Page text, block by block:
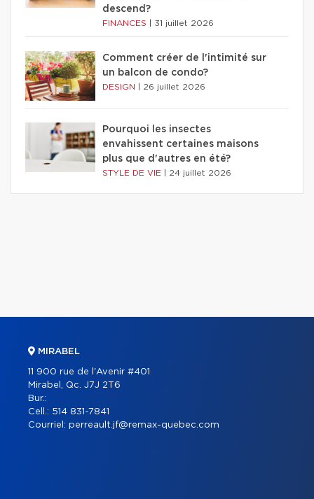
descend?
FINANCES 31 juillet 2026
Comment créer de l'intimité sur
un balcon de condo?
DESIGN 26 juillet 2026
Pourquoi les insectes
envahissent certaines maisons
plus que d'autres en été?
STYLE DE VIE 24 juillet 2026
MIRABEL
11 900 rue de l'Avenir #401
Mirabel, Qc. J7J 2T6
Bur.:
Cell.: 514 831-7841
Courriel: perreault.jf@remax-quebec.com